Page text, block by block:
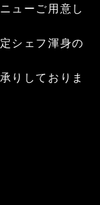
ューご用意し
シェフ渾身の
りしておりま